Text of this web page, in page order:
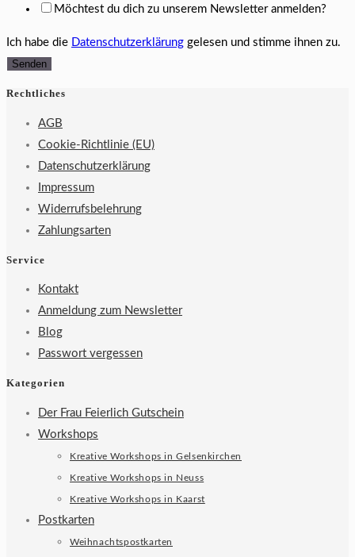
Möchtest du dich zu unserem Newsletter anmelden?
Ich habe die Datenschutzerklärung gelesen und stimme ihnen zu.
Senden
Rechtliches
AGB
Cookie-Richtlinie (EU)
Datenschutzerklärung
Impressum
Widerrufsbelehrung
Zahlungsarten
Service
Kontakt
Anmeldung zum Newsletter
Blog
Passwort vergessen
Kategorien
Der Frau Feierlich Gutschein
Workshops
Kreative Workshops in Gelsenkirchen
Kreative Workshops in Neuss
Kreative Workshops in Kaarst
Postkarten
Weihnachtspostkarten